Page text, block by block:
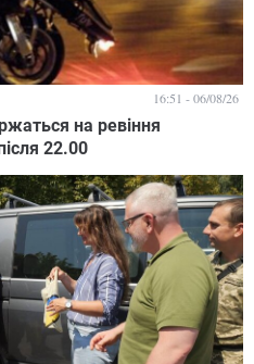
на ревіння
22.00
16:51 - 06/08/26